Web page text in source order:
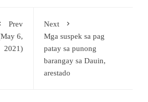
Prev
6,
2021)
Next
Mga suspek sa pag
patay sa punong
barangay sa Dauin,
arestado